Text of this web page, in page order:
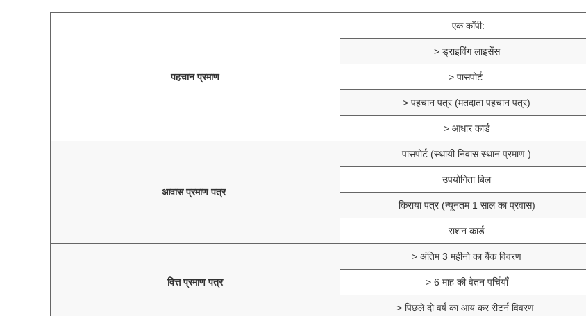
पहचान प्रमाण
एक कॉपी:
> ड्राइविंग लाइसेंस
> पासपोर्ट
> पहचान पत्र (मतदाता पहचान पत्र)
> आधार कार्ड
आवास प्रमाण पत्र
पासपोर्ट (स्थायी निवास स्थान प्रमाण )
उपयोगिता बिल
किराया पत्र (न्यूनतम 1 साल का प्रवास)
राशन कार्ड
वित्त प्रमाण पत्र
> अंतिम 3 महीनो का बैंक विवरण
> 6 माह की वेतन पर्चियाँ
> पिछले दो वर्ष का आय कर रीटर्न विवरण